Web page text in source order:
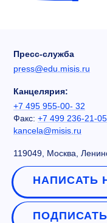
Пресс-служба
press@edu.misis.ru
Канцелярия:
+7 495 955-00- 32
Факс: +7 499 236-21-05
kancela@misis.ru
119049, Москва,
НАПИСАТЬ